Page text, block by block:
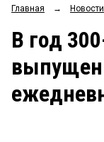
ОБЩЕСТВО
ЗАКОН
НОВОСТИ
Главная → Новости
В год